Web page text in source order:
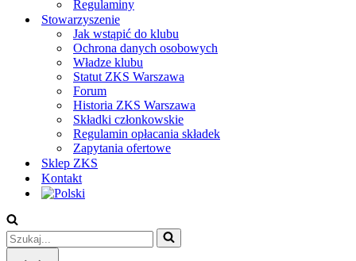
Regulaminy
Stowarzyszenie
Jak wstąpić do klubu
Ochrona danych osobowych
Władze klubu
Statut ZKS Warszawa
Forum
Historia ZKS Warszawa
Składki członkowskie
Regulamin opłacania składek
Zapytania ofertowe
Sklep ZKS
Kontakt
Szukaj...